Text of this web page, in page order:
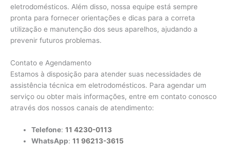
eletrodomésticos. Além disso, nossa equipe está sempre
pronta para fornecer orientações e dicas para a correta
utilização e manutenção dos seus aparelhos, ajudando a
prevenir futuros problemas.
Contato e Agendamento
Estamos à disposição para atender suas necessidades de
assistência técnica em eletrodomésticos. Para agendar um
serviço ou obter mais informações, entre em contato conosco
através dos nossos canais de atendimento:
Telefone:11 4230-0113
WhatsApp:11 96213-3615